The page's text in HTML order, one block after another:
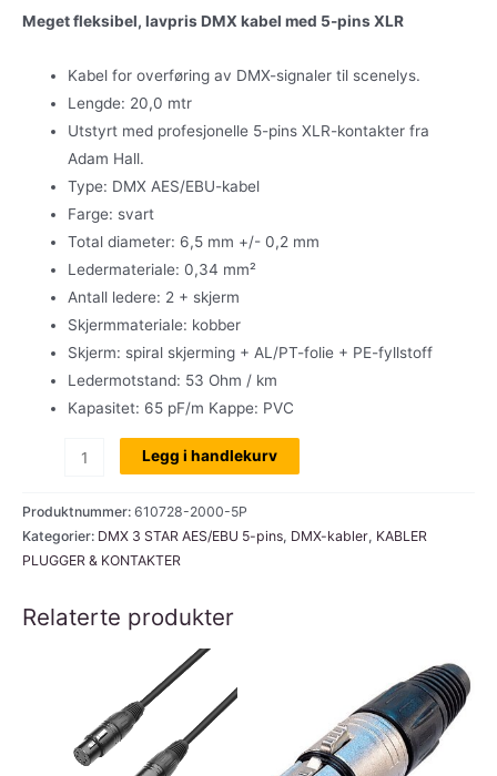
Meget fleksibel, lavpris DMX kabel med 5-pins XLR
Kabel for overføring av DMX-signaler til scenelys.
Lengde: 20,0 mtr
Utstyrt med profesjonelle 5-pins XLR-kontakter fra
Adam Hall.
Type: DMX AES/EBU-kabel
Farge: svart
Total diameter: 6,5 mm +/- 0,2 mm
Ledermateriale: 0,34 mm²
Antall ledere: 2 + skjerm
Skjermmateriale: kobber
Skjerm: spiral skjerming + AL/PT-folie + PE-fyllstoff
Ledermotstand: 53 Ohm / km
Kapasitet: 65 pF/m Kappe: PVC
XLR
hun/XLR
han,5-
AH,
Legg i handlekurv
Produktnummer: 610728-2000-5P
Kategorier: DMX 3 STAR AES/EBU 5-pins, DMX-kabler, KABLER
PLUGGER & KONTAKTER
Relaterte produkter